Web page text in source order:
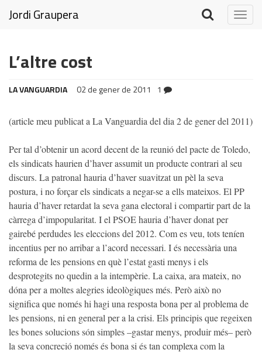
Jordi Graupera
L’altre cost
LA VANGUARDIA 02 de gener de 2011 1
(article meu publicat a La Vanguardia del dia 2 de gener del 2011)
Per tal d’obtenir un acord decent de la reunió del pacte de Toledo,
els sindicats haurien d’haver assumit un producte contrari al seu
discurs. La patronal hauria d’haver suavitzat un pèl la seva
postura, i no forçar els sindicats a negar-se a ells mateixos. El PP
hauria d’haver retardat la seva gana electoral i compartir part de la
càrrega d’impopularitat. I el PSOE hauria d’haver donat per
gairebé perdudes les eleccions del 2012. Com es veu, tots teníen
incentius per no arribar a l’acord necessari. I és necessària una
reforma de les pensions en què l’estat gasti menys i els
desprotegits no quedin a la intempèrie. La caixa, ara mateix, no
dóna per a moltes alegries ideològiques més. Però això no
significa que només hi hagi una resposta bona per al problema de
les pensions, ni en general per a la crisi. Els principis que regeixen
les bones solucions són simples –gastar menys, produir més– però
la seva concreció només és bona si és tan complexa com la